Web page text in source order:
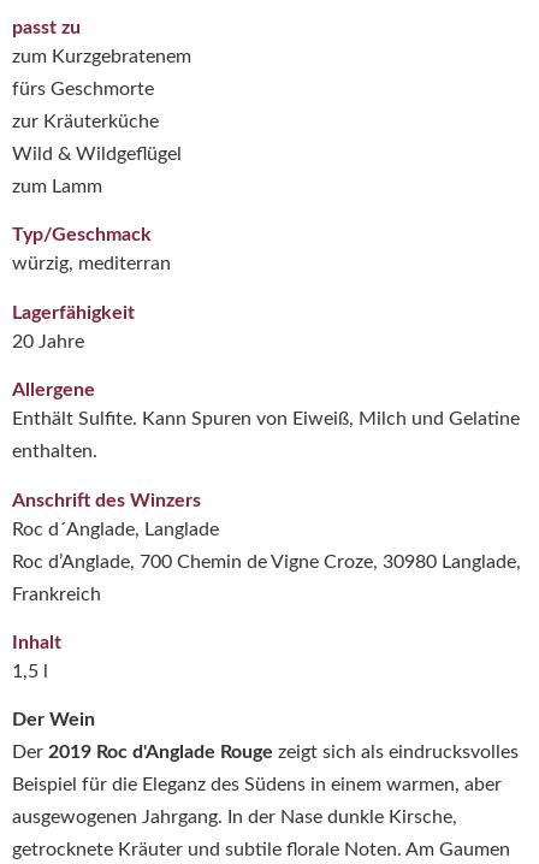
Der Wein
Der 2019 Roc d'Anglade Rouge zeigt sich als eindrucksvolles
Beispiel für die Eleganz des Südens in einem warmen, aber
ausgewogenen Jahrgang. In der Nase dunkle Kirsche,
getrocknete Kräuter und subtile florale Noten. Am Gaumen
passt zu
zum Kurzgebratenem
fürs Geschmorte
zur Kräuterküche
Wild & Wildgeflügel
zum Lamm
Typ/Geschmack
würzig, mediterran
Lagerfähigkeit
20 Jahre
Allergene
Enthält Sulfite. Kann Spuren von Eiweiß, Milch und Gelatine
enthalten.
Anschrift des Winzers
Roc d´Anglade, Langlade
Roc d’Anglade, 700 Chemin de Vigne Croze, 30980 Langlade,
Frankreich
Inhalt
1,5 l